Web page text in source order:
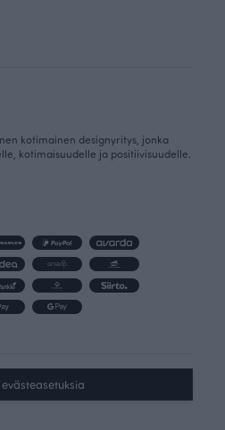
kotimainen designyritys, jonka
kotimaisuudelle ja positiivisuudelle.